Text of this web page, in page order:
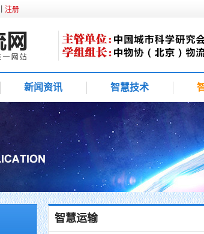
注册
新闻资讯 智慧技术
智慧运输